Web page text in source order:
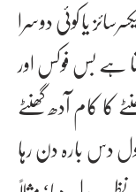
یا کوئی دوسرا
ہے بس فوکس اور
کا کام آدھ گھنٹے
دس بارہ دن رہا